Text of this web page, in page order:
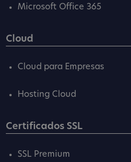
Microsoft Office 365
Cloud
Cloud para Empresas
Hosting Cloud
Certificados SSL
SSL Premium